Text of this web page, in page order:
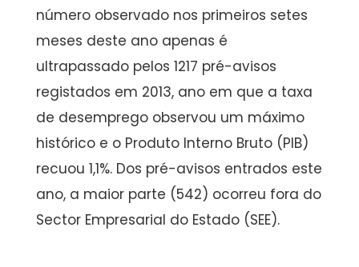
número observado nos primeiros setes
meses deste ano apenas é
ultrapassado pelos 1217 pré-avisos
registados em 2013, ano em que a taxa
de desemprego observou um máximo
histórico e o Produto Interno Bruto (PIB)
recuou 1,1%. Dos pré-avisos entrados este
ano, a maior parte (542) ocorreu fora do
Sector Empresarial do Estado (SEE).